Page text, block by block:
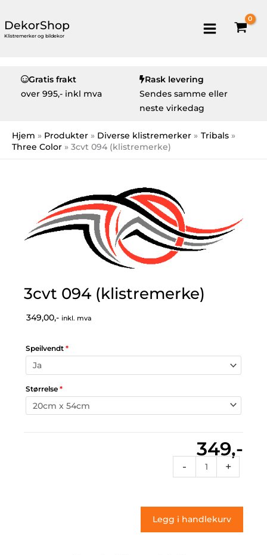
DekorShop
Klistremerker og bildekor
Gratis frakt
over 995,- inkl mva
Rask levering
Sendes samme eller
neste virkedag
Hjem Produkter Diverse klistremerker
Tribals
Three Color
3cvt 094 (klistremerke)
3cvt 094 (klistremerke)
349,00,- inkl. mva
Speilvendt *
Størrelse *
349,-
-
094
antall
+
Legg i handlekurv